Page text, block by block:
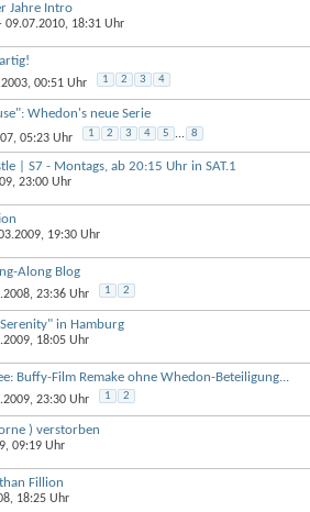
Jahre Intro
09.07.2010, 18:31 Uhr
00:51 Uhr 1 2 3 4
Whedon's neue Serie
05:23 Uhr 1 2 3 4 5 ... 8
| S7 - Montags, ab 20:15 Uhr in SAT.1
23:00 Uhr
19:30 Uhr
Along Blog
23:36 Uhr 1 2
in Hamburg
18:05 Uhr
Buffy-Film Remake ohne Whedon-Beteiligung...
23:30 Uhr 1 2
) verstorben
09:19 Uhr
Fillion
18:25 Uhr